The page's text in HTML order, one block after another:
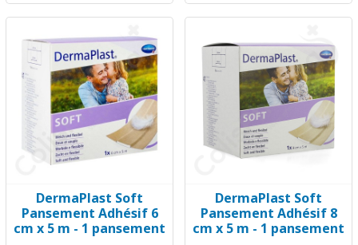
DermaPlast Soft
Pansement Adhésif 6
cm x 5 m - 1 pansement
DermaPlast Soft
Pansement Adhésif 8
cm x 5 m - 1 pansement